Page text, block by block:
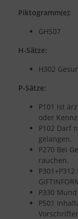
Piktogramm(e):
GHS07
H-Sätze:
H302
P-Sätze:
P101 Ist
oder
P102 Darf
gelangen.
P270 Bei
rauchen.
P301+P312
P330
P501